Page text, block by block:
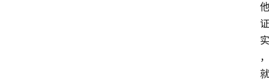
他
证
实
，
就